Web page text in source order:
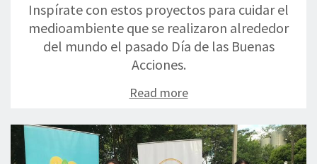
Inspírate con estos proyectos para cuidar el
medioambiente que se realizaron alrededor
del mundo el pasado Día de las Buenas
Acciones.
Read more